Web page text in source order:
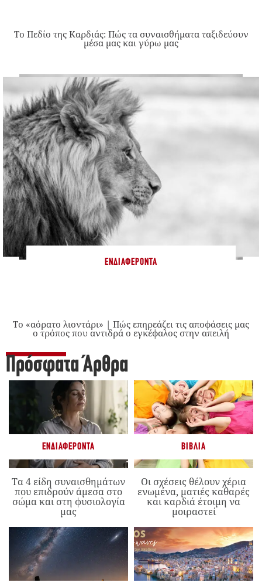
Το Πεδίο της Καρδιάς: Πώς τα συναισθήματα ταξιδεύουν
μέσα μας και γύρω μας
ΕΝΔΙΑΦΈΡΟΝΤΑ
Το «αόρατο λιοντάρι» | Πώς επηρεάζει τις αποφάσεις μας
ο τρόπος που αντιδρά ο εγκέφαλος στην απειλή
Πρόσφατα Άρθρα
ΕΝΔΙΑΦΈΡΟΝΤΑ
Τα 4 είδη συναισθημάτων
που επιδρούν άμεσα στο
σώμα και στη φυσιολογία
μας
ΒΙΒΛΊΑ
Οι σχέσεις θέλουν χέρια
ενωμένα, ματιές καθαρές
και καρδιά έτοιμη να
μοιραστεί